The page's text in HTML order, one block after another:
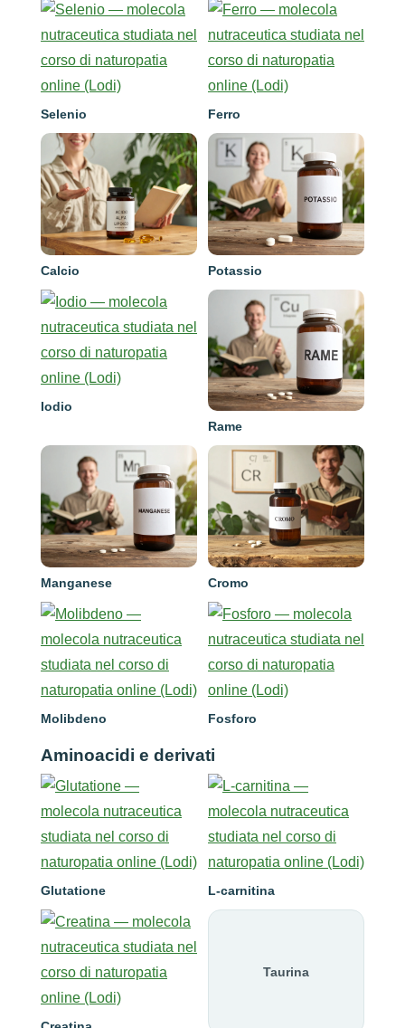
Selenio Ferro
Calcio Potassio
Iodio
Rame
Manganese Cromo
Molibdeno Fosforo
Aminoacidi e derivati
Glutatione L-carnitina
Taurina